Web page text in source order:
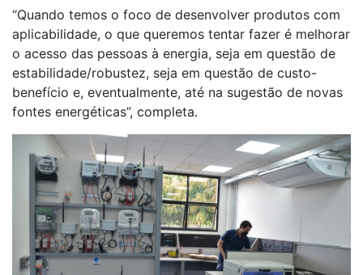
“Quando temos o foco de desenvolver produtos com
aplicabilidade, o que queremos tentar fazer é melhorar
o acesso das pessoas à energia, seja em questão de
estabilidade/robustez, seja em questão de custo-
benefício e, eventualmente, até na sugestão de novas
fontes energéticas”, completa.